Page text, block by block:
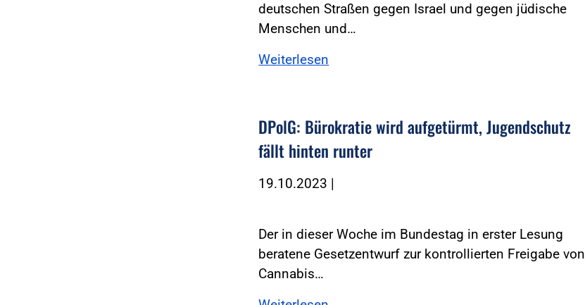
deutschen Straßen gegen Israel und gegen jüdische
Menschen und…
Weiterlesen
DPolG: Bürokratie wird aufgetürmt, Jugendschutz
fällt hinten runter
19.10.2023 |
Der in dieser Woche im Bundestag in erster Lesung
beratene Gesetzentwurf zur kontrollierten Freigabe von
Cannabis…